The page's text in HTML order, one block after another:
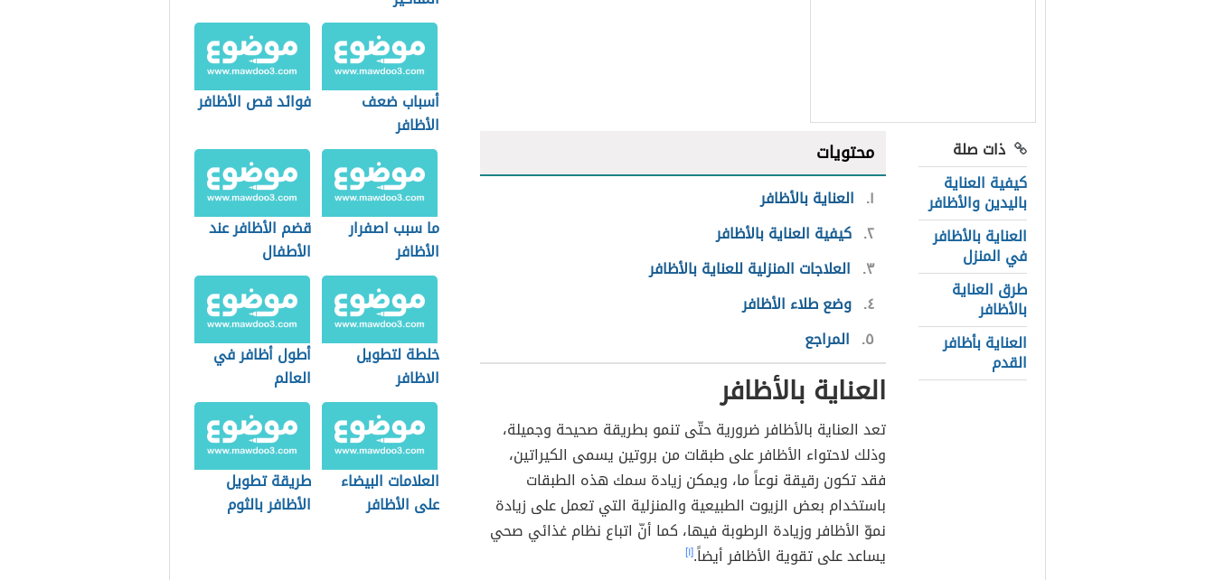
ذات صلة
كيفية العناية
باليدين والأظافر
العناية بالأظافر
في المنزل
طرق العناية
بالأظافر
العناية بأظافر
القدم
محتويات
١ العناية بالأظافر
٢ كيفية العناية بالأظافر
٣ العلاجات المنزلية للعناية بالأظافر
٤ وضع طلاء الأظافر
٥ المراجع
العناية بالأظافر
تعد العناية بالأظافر ضرورية حتّى تنمو بطريقة صحيحة وجميلة،
وذلك لاحتواء الأظافر على طبقات من بروتين يسمى الكيراتين،
فقد تكون رقيقة نوعاً ما، ويمكن زيادة سمك هذه الطبقات
باستخدام بعض الزيوت الطبيعية والمنزلية التي تعمل على زيادة
نموّ الأظافر وزيادة الرطوبة فيها، كما أنّ اتباع نظام غذائي صحي
يساعد على تقوية الأظافر أيضاً.[١]
أسباب ضعف
الأظافر
فوائد قص الأظافر
ما سبب اصفرار
الأظافر
قضم الأظافر عند
الأطفال
خلطة لتطويل
الاظافر
أطول أظافر في
العالم
العلامات البيضاء
على الأظافر
طريقة تطويل
الأظافر بالثوم